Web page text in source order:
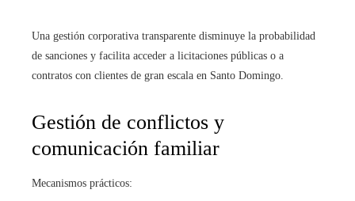
Una gestión corporativa transparente disminuye la probabilidad
de sanciones y facilita acceder a licitaciones públicas o a
contratos con clientes de gran escala en Santo Domingo.
Gestión de conflictos y
comunicación familiar
Mecanismos prácticos: